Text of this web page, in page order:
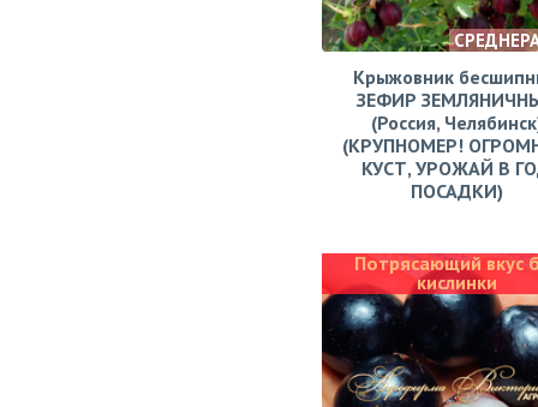
Крыжовник
ЗЕФИР
(Россия,
(КРУПНОМЕР!
КУСТ, УРОЖАЙ В
ПОСАДКИ)
Потрясающий вкус
кислинки